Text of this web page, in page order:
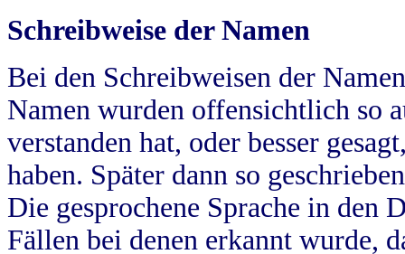
Schreibweise der Namen
Bei den Schreibweisen der
Namen wurden offensichtlich so
verstanden hat, oder besser
haben. Später dann so
Die gesprochene Sprache in
Fällen bei denen erkannt wurde,